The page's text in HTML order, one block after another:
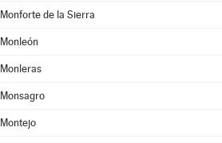
Monforte de la Sierra
Monleón
Monleras
Monsagro
Montejo